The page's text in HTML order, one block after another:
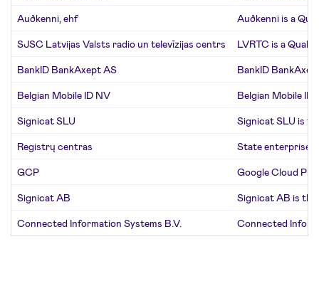
Auðkenni, ehf Auðkenni is a
SJSC Latvijas Valsts radio un televīzijas centrs LVRTC is a
BankID BankAxept AS BankID
Belgian Mobile ID NV Belgian Mobile ID
Signicat SLU Signicat SLU is
Registrų centras State enterprise
GCP Google Cloud
Signicat AB Signicat AB is
Connected Information Systems B.V. Connected